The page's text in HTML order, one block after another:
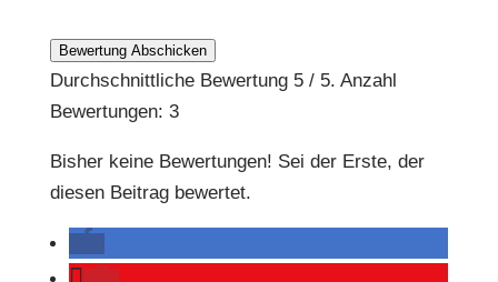
Bewertung Abschicken
Durchschnittliche Bewertung 5/ 5. Anzahl
Bewertungen: 3
Bisher keine Bewertungen! Sei der Erste, der
diesen Beitrag bewertet.